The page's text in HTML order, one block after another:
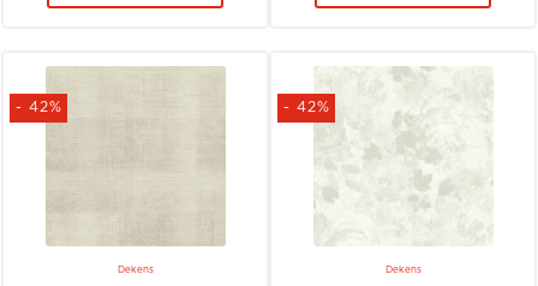
- 42%
Dekens
- 42%
Dekens